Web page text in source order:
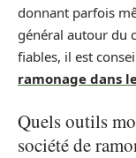
donnant parfois
général autour du
fiables, il est
ramonage dans
Quels outils
société de